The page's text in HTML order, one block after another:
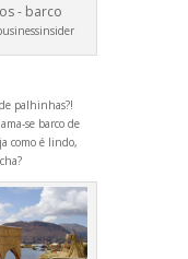
- barco
palhinhas?!
se barco de
como é lindo,